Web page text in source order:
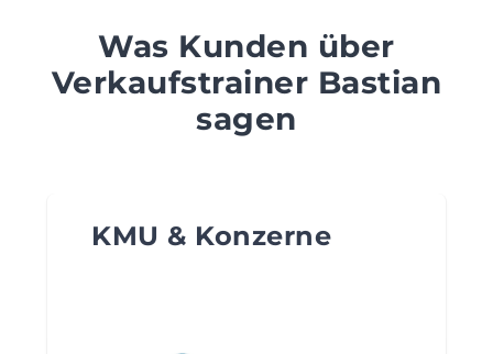
Was Kunden über
Verkaufstrainer Bastian
sagen
KMU & Konzerne